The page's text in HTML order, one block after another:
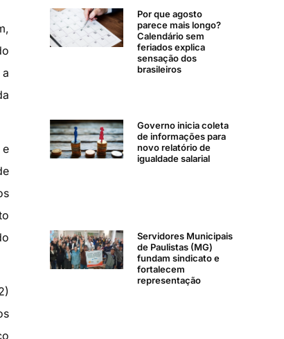
Por que agosto
parece mais longo?
Calendário sem
feriados explica
sensação dos
brasileiros
Governo inicia coleta
de informações para
novo relatório de
igualdade salarial
Servidores Municipais
de Paulistas (MG)
fundam sindicato e
fortalecem
representação